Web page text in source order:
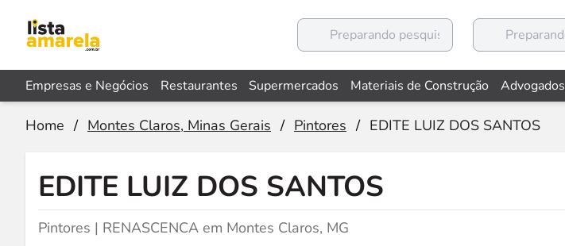
Empresas e Negócios Restaurantes Supermercados Materiais de Construção Advogados
Home / Montes Claros, Minas Gerais / Pintores / EDITE LUIZ DOS SANTOS
EDITE LUIZ DOS SANTOS
Pintores | RENASCENCA em Montes Claros, MG